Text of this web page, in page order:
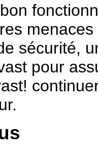
sécurité,
pour